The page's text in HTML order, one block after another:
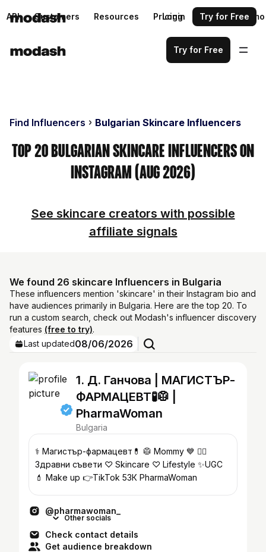
API Customers Resources Pricing Request a demo
Login Try for Free
Try for Free
Find Influencers Bulgarian Skincare Influencers
Top 20 Bulgarian Skincare Influencers on
Instagram (Aug 2026)
See skincare creators with possible
affiliate signals
We found 26 skincare Influencers in Bulgaria
These influencers mention 'skincare' in their Instagram bio and
have audiences primarily in Bulgaria. Here are the top 20. To
run a custom search, check out Modash's influencer discovery
features (free to try).
Last updated08/06/2026
1. Д. Ганчова | МАГИСТЪР-
ФАРМАЦЕВТ🧪🥼 |
PharmaWoman
Bulgaria
⚕️ Магистър-фармацевт💊 🥼 Mommy 💙 👩‍⚕️
Здравни съвети ♡ Skincare ♡ Lifestyle ✨️UGC
💄 Make up 👉TikTok 53К PharmaWoman
@pharmawoman_
Other socials
Check contact details
Get audience breakdown